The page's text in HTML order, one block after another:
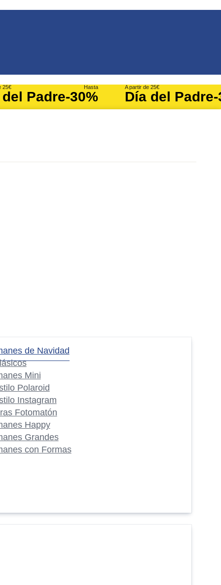
25€
Padre
Hasta
-30%
A partir de 25€
Día del Padre
de Navidad
Mini
Polaroid
Instagram
Fotomatón
Happy
Grandes
con Formas